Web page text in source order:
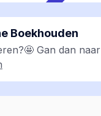
Boekhouden
Gan dan naar